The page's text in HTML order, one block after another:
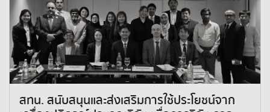
สทน. สนับสนุนและส่งเสริมการใช้ประโยชน์จาก